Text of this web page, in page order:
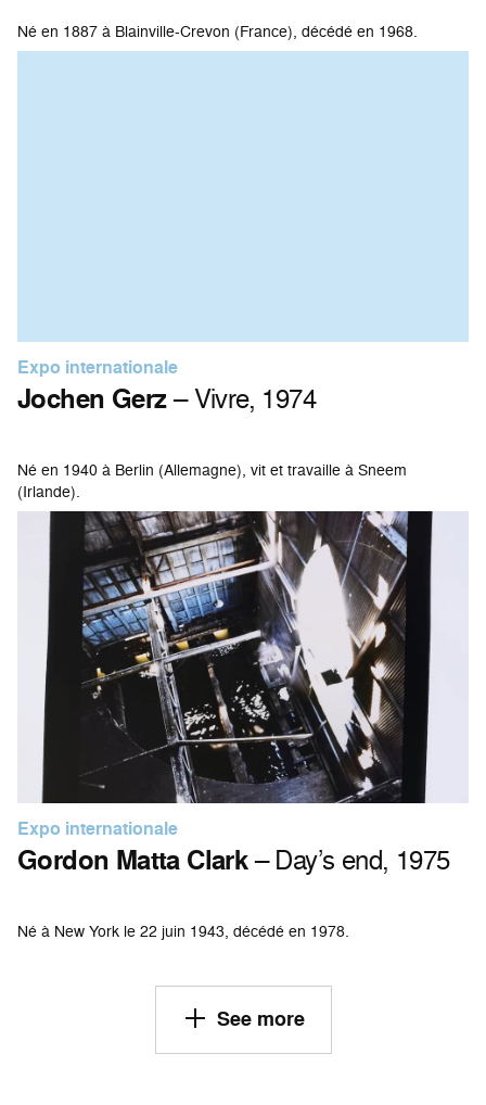
Né en 1887 à Blainville-Crevon (France), décédé en 1968.
Expo internationale
Jochen Gerz– Vivre, 1974
Né en 1940 à Berlin (Allemagne), vit et travaille à Sneem
(Irlande).
Expo internationale
Gordon Matta Clark– Day’s end, 1975
Né à New York le 22 juin 1943, décédé en 1978.
See more